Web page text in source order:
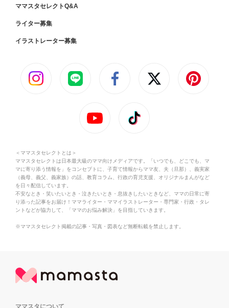
ママスタセレクトQ&A
ライター募集
イラストレーター募集
＜ママスタセレクトとは＞
ママスタセレクトは日本最大級のママ向けメディアです。「いつでも、どこでも、マ
マに寄り添う情報を」をコンセプトに、子育て情報からママ友、夫（旦那）、義実家
（義母、義父、義家族）の話、教育コラム、行政の育児支援、オリジナルまんがなど
を日々配信しています。
不安なとき・笑いたいとき・泣きたいとき・息抜きしたいときなど、ママの日常に寄
り添った記事をお届け！ママライター・ママイラストレーター・専門家・行政・タレ
ントなどが協力して、「ママのお悩み解決」を目指していきます。
※ママスタセレクト掲載の記事・写真・図表など無断転載を禁止します。
ママスタについて